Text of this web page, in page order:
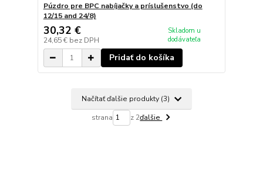
Púzdro pre BPC nabíjačky a príslušenstvo (do
12/15 and 24/8)
30,32 €
24,65 € bez DPH
Skladom u
dodávateľa
Pridať do košíka
Načítať ďalšie produkty (3)
strana z 2ďalšie